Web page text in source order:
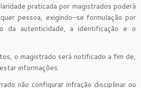
praticada por magistrados poderá
pessoa, exigindo-se formulação por
da autenticidade, a identificação e o
o magistrado será notificado a fim de,
informações.
não configurar infração disciplinar ou